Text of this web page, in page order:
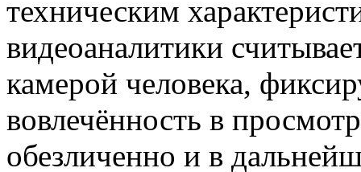
техническим
видеоаналитики
камерой человека,
вовлечённость в
обезличенно и в